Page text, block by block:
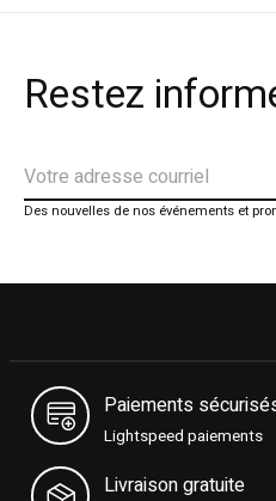
Restez
Des nouvelles de nos événements et
Paiements
Lightspeed paiements
Livraison gratuite